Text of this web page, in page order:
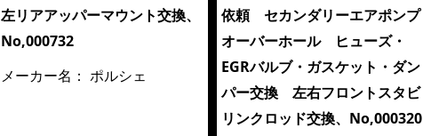
左リアアッパーマウント交換、
No,000732
メーカー名： ポルシェ
依頼 セカンダリーエアポンプ
オーバーホール ヒューズ・
EGRバルブ・ガスケット・ダン
パー交換 左右フロントスタビ
リンクロッド交換、No,000320